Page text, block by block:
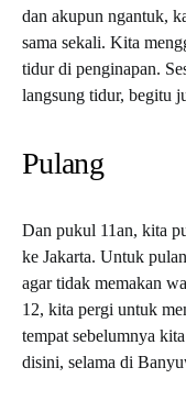
dan akupun ngantuk,
sama sekali. Kita
tidur di penginapan.
langsung tidur, begitu
Pulang
Dan pukul 11an, kita
ke Jakarta. Untuk
agar tidak memakan
12, kita pergi untuk
tempat sebelumnya
disini, selama di